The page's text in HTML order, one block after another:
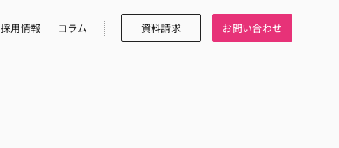
採用情報 コラム 資料請求 お問い合わせ